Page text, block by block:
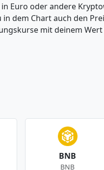
Euro oder andere
dem Chart auch den
mit deinem
BNB
BNB